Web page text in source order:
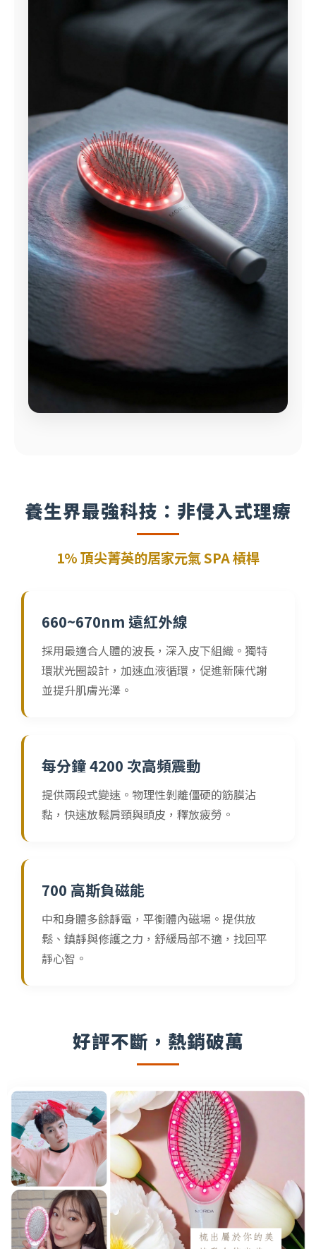
養生界最強科技：非侵入式理療
1% 頂尖菁英的居家元氣 SPA 槓桿
660~670nm 遠紅外線
採用最適合人體的波長，深入皮下組織。獨特
環狀光圈設計，加速血液循環，促進新陳代謝
並提升肌膚光澤。
每分鐘 4200 次高頻震動
提供兩段式變速。物理性剝離僵硬的筋膜沾
黏，快速放鬆肩頸與頭皮，釋放疲勞。
700 高斯負磁能
中和身體多餘靜電，平衡體內磁場。提供放
鬆、鎮靜與修護之力，舒緩局部不適，找回平
靜心智。
好評不斷，熱銷破萬